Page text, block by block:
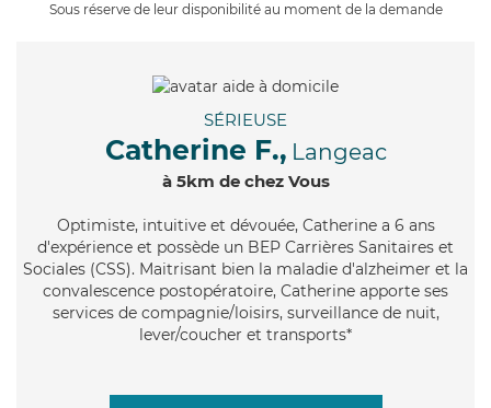
Sous réserve de leur disponibilité au moment de la demande
SÉRIEUSE
Catherine F., Langeac
à 5km de chez Vous
Optimiste, intuitive et dévouée, Catherine a 6 ans
d'expérience et possède un BEP Carrières Sanitaires et
Sociales (CSS). Maitrisant bien la maladie d'alzheimer et la
convalescence postopératoire, Catherine apporte ses
services de compagnie/loisirs, surveillance de nuit,
lever/coucher et transports*